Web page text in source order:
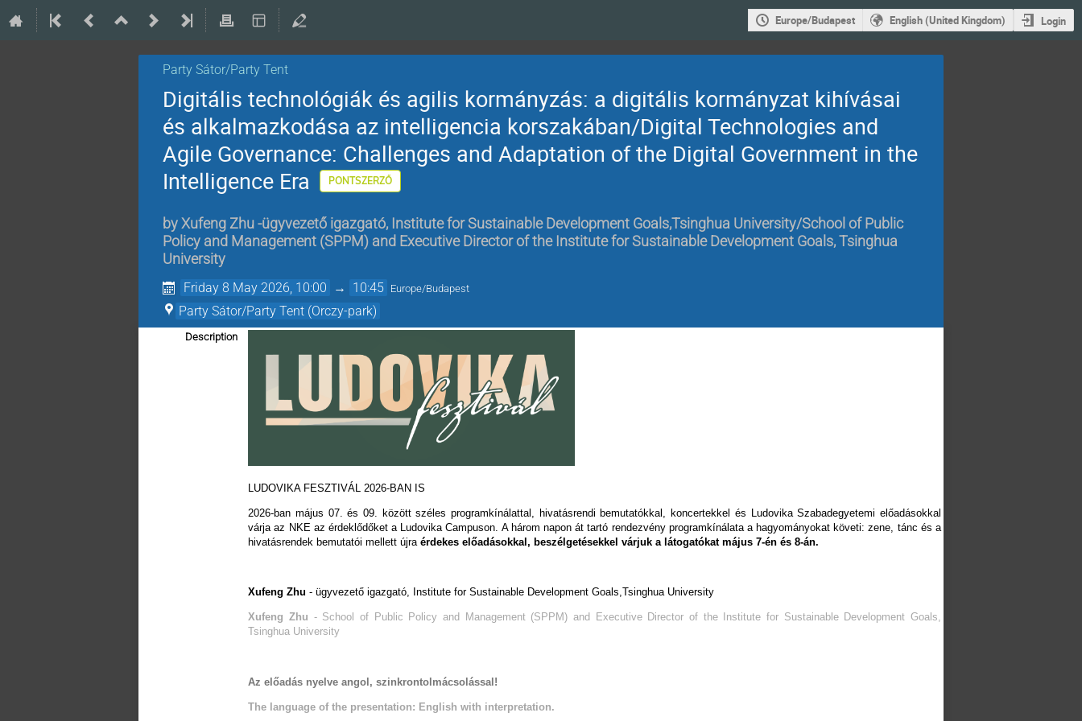
Europe/Budapest English (United Kingdom) Login
Party Sátor/Party Tent
Digitális technológiák és agilis kormányzás: a digitális kormányzat kihívásai
és alkalmazkodása az intelligencia korszakában/Digital Technologies and
Agile Governance: Challenges and Adaptation of the Digital Government in the
Intelligence Era
PONTSZERZŐ
by Xufeng Zhu -ügyvezető igazgató, Institute for Sustainable Development Goals,Tsinghua University/School of Public
Policy and Management (SPPM) and Executive Director of the Institute for Sustainable Development Goals, Tsinghua
University
Friday 8 May 2026, 10:00 → 10:45 Europe/Budapest
Party Sátor/Party Tent (Orczy-park)
Description
LUDOVIKA FESZTIVÁL 2026-BAN IS
2026-ban május 07. és 09. között széles programkínálattal, hivatásrendi bemutatókkal, koncertekkel és Ludovika Szabadegyetemi előadásokkal
várja az NKE az érdeklődőket a Ludovika Campuson. A három napon át tartó rendezvény programkínálata a hagyományokat követi: zene, tánc és a
hivatásrendek bemutatói mellett újraérdekes előadásokkal, beszélgetésekkel várjuk a látogatókat május 7-én és 8-án.
Xufeng Zhu -ügyvezető igazgató, Institute for Sustainable Development Goals,Tsinghua University
Xufeng Zhu - School of Public Policy and Management (SPPM) and Executive Director of the Institute for Sustainable Development Goals,
Tsinghua University
Az előadás nyelve angol, szinkrontolmácsolással!
The language of the presentation: English with interpretation.